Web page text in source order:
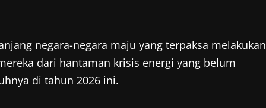
negara-negara maju yang terpaksa melakukan
dari hantaman krisis energi yang belum
di tahun 2026 ini.